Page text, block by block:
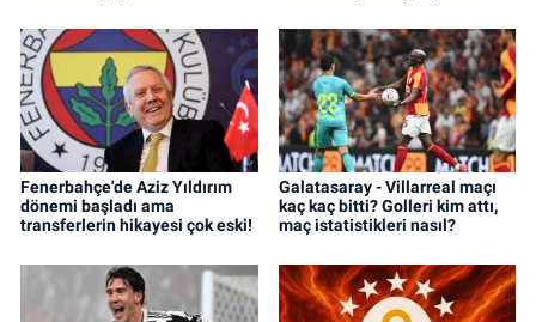
Fenerbahçe'de Aziz Yıldırım
dönemi başladı ama
transferlerin hikayesi çok eski!
Galatasaray - Villarreal maçı
kaç kaç bitti? Golleri kim attı,
maç istatistikleri nasıl?